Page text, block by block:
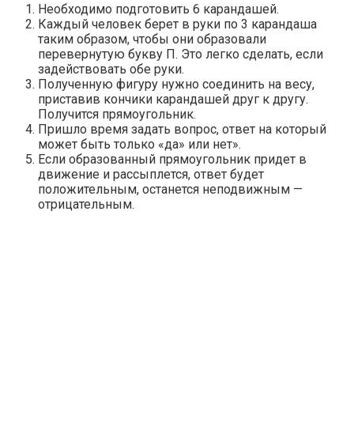
Необходимо подготовить 6 карандашей.
Каждый человек берет в руки по 3 карандаша
таким образом, чтобы они образовали
перевернутую букву П. Это легко сделать, если
задействовать обе руки.
Полученную фигуру нужно соединить на весу,
приставив кончики карандашей друг к другу.
Получится прямоугольник.
Пришло время задать вопрос, ответ на который
может быть только «да» или нет».
Если образованный прямоугольник придет в
движение и рассыплется, ответ будет
положительным, останется неподвижным —
отрицательным.